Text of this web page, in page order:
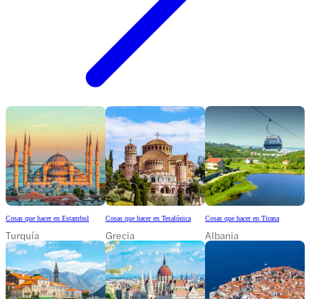
Cosas que hacer en Estambul
Turquía
Cosas que hacer en Tesalónica
Grecia
Cosas que hacer en Tirana
Albania